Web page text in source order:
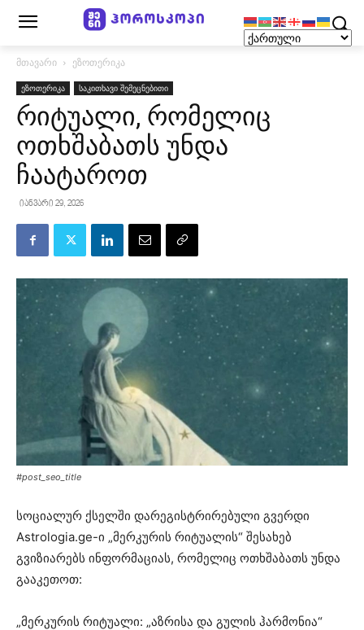
მთავარი ეზოთერიკა
ეზოთერიკა საკითხავი შემეცნებითი
რიტუალი, რომელიც
ოთხშაბათს უნდა
ჩაატაროთ
იანვარი 29, 2026
#post_seo_title
სოციალურ ქსელში დარეგისტრირებული გვერდი
Astrologia.ge-ი „მერკურის რიტუალის“ შესახებ
გვიზიარებს ინფორმაციას, რომელიც ოთხშაბათს უნდა
გააკეთოთ:
„მერკურის რიტუალი: „აზრისა და გულის ჰარმონია“